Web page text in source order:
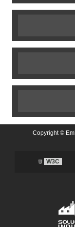
Copyright ©
W3C